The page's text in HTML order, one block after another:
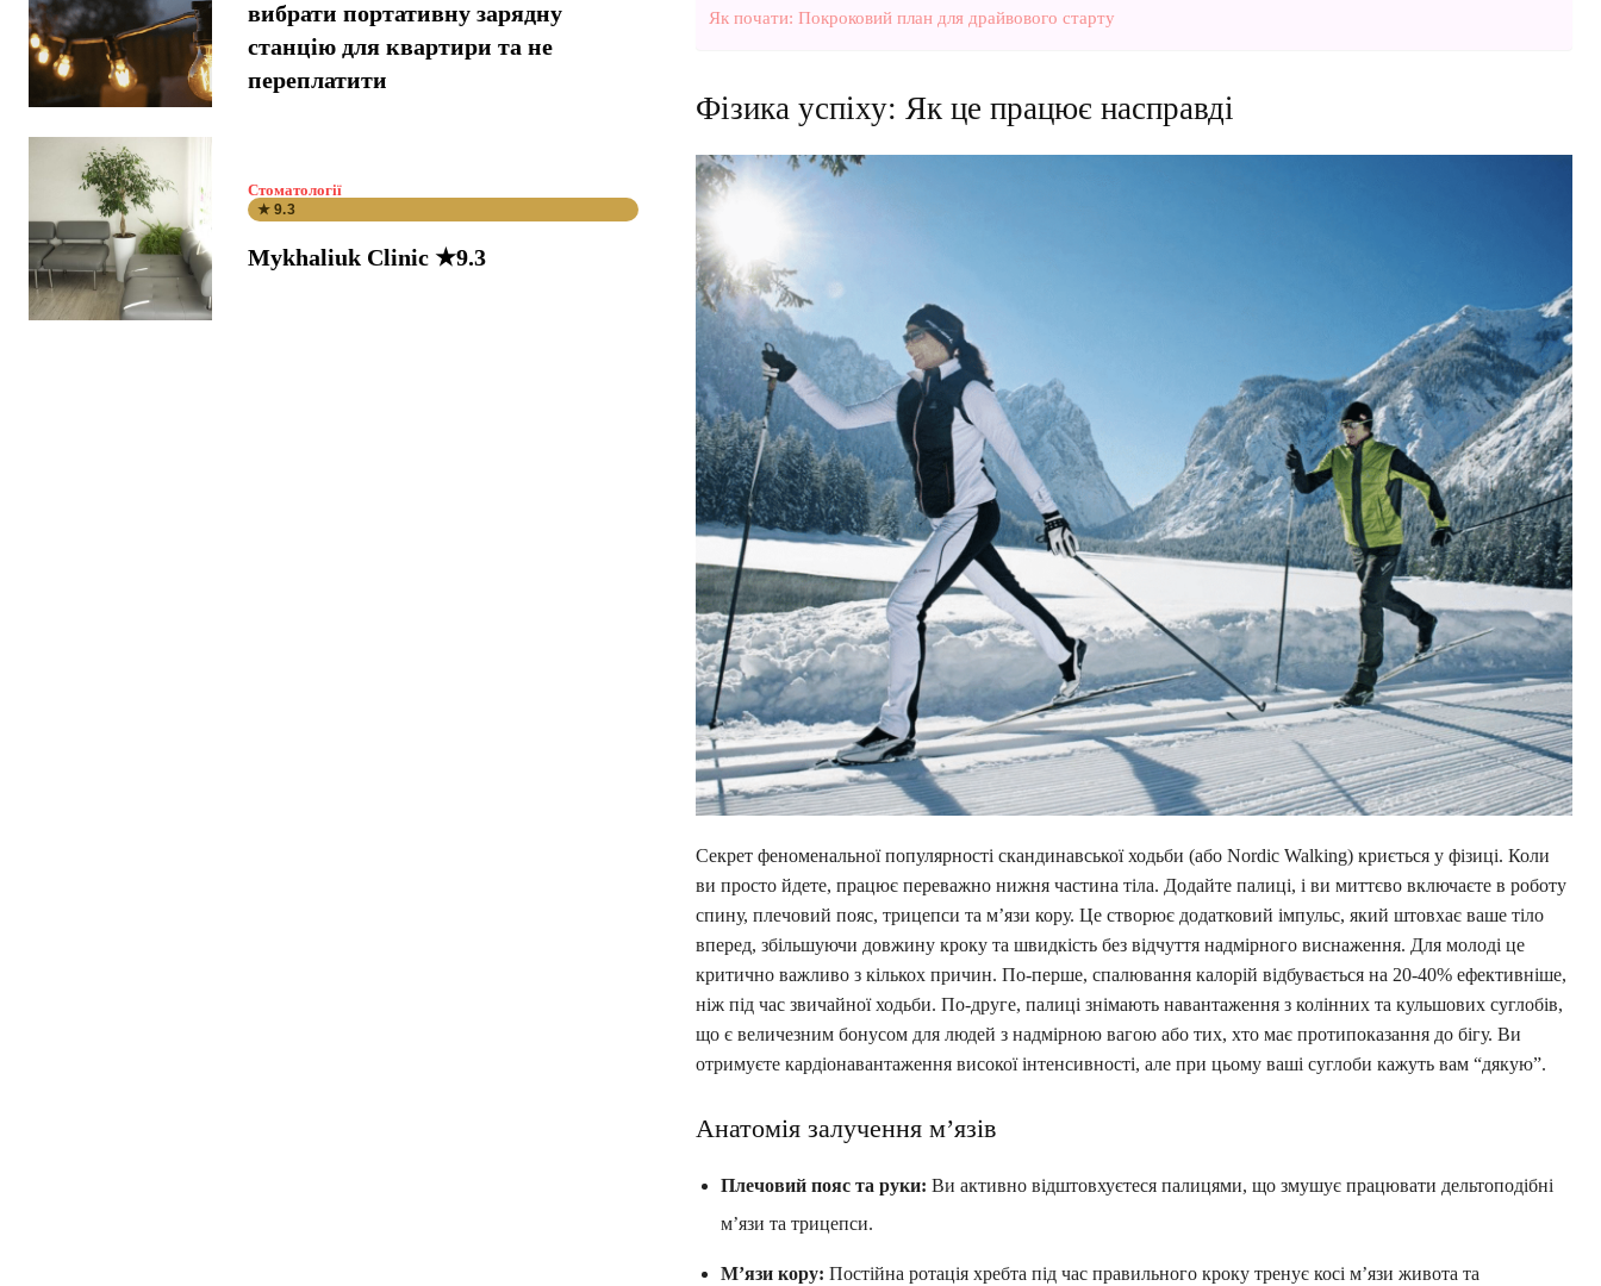
вибрати портативну зарядну
станцію для квартири та не
переплатити
Стоматології
★ 9.3
Mykhaliuk Clinic ★9.3
Як почати: Покроковий план для драйвового старту
Фізика успіху: Як це працює насправді
Секрет феноменальної популярності скандинавської ходьби (або Nordic Walking) криється у фізиці. Коли
ви просто йдете, працює переважно нижня частина тіла. Додайте палиці, і ви миттєво включаєте в роботу
спину, плечовий пояс, трицепси та м’язи кору. Це створює додатковий імпульс, який штовхає ваше тіло
вперед, збільшуючи довжину кроку та швидкість без відчуття надмірного виснаження. Для молоді це
критично важливо з кількох причин. По-перше, спалювання калорій відбувається на 20-40% ефективніше,
ніж під час звичайної ходьби. По-друге, палиці знімають навантаження з колінних та кульшових суглобів,
що є величезним бонусом для людей з надмірною вагою або тих, хто має протипоказання до бігу. Ви
отримуєте кардіонавантаження високої інтенсивності, але при цьому ваші суглоби кажуть вам “дякую”.
Анатомія залучення м’язів
Плечовий пояс та руки: Ви активно відштовхуєтеся палицями, що змушує працювати дельтоподібні
м’язи та трицепси.
М’язи кору: Постійна ротація хребта під час правильного кроку тренує косі м’язи живота та